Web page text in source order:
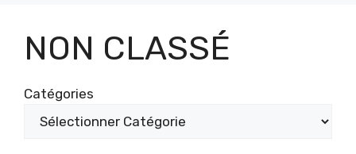
NON CLASSÉ
Catégories